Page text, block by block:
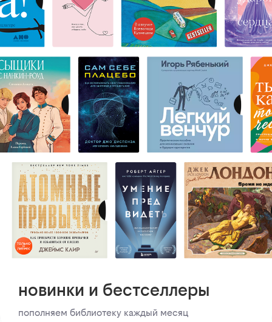
новинки и бестселлеры
пополняем библиотеку каждый месяц